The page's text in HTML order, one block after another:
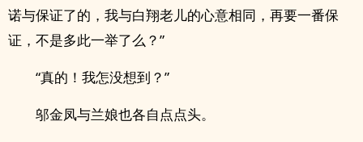
诺与保证了的，我与白翔老儿的心意相同，再要一番保
证，不是多此一举了么？”
“真的！我怎没想到？”
邬金凤与兰娘也各自点点头。